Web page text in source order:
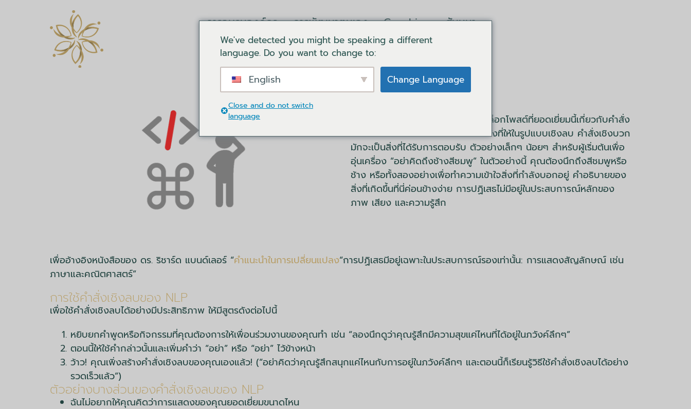
การอบรมองค์กร การพัฒนาตนเอง Coaching สัมมนา
ล็อคอิน ตะกร้าของฉัน ติดต่อเรา ภาษา
อย่าคิดว่าคุณจะได้เรียนรู้เพิ่มเติมในบล็อกโพสต์ที่ยอดเยี่ยมนี้เกี่ยวกับคำสั่ง
เชิงลบของ NLP คำสั่งเชิงลบคือคำสั่งที่ให้ในรูปแบบเชิงลบ คำสั่งเชิงบวก
มักจะเป็นสิ่งที่ได้รับการตอบรับ ตัวอย่างเล็กๆ น้อยๆ สำหรับผู้เริ่มต้นเพื่อ
อุ่นเครื่อง “อย่าคิดถึงช้างสีชมพู” ในตัวอย่างนี้ คุณต้องนึกถึงสีชมพูหรือ
ช้าง หรือทั้งสองอย่างเพื่อทำความเข้าใจสิ่งที่กำลังบอกอยู่ คำอธิบายของ
สิ่งที่เกิดขึ้นที่นี่ค่อนข้างง่าย การปฏิเสธไม่มีอยู่ในประสบการณ์หลักของ
ภาพ เสียง และความรู้สึก
เพื่ออ้างอิงหนังสือของ ดร. ริชาร์ด แบนด์เลอร์ “คำแนะนำในการเปลี่ยนแปลง“การปฏิเสธมีอยู่เฉพาะในประสบการณ์รองเท่านั้น: การแสดงสัญลักษณ์ เช่น
ภาษาและคณิตศาสตร์”
การใช้คำสั่งเชิงลบของ NLP
เพื่อใช้คำสั่งเชิงลบได้อย่างมีประสิทธิภาพ ให้มีสูตรดังต่อไปนี้
หยิบยกคำพูดหรือกิจกรรมที่คุณต้องการให้เพื่อนร่วมงานของคุณทำ เช่น “ลองนึกดูว่าคุณรู้สึกมีความสุขแค่ไหนที่ได้อยู่ในภวังค์ลึกๆ”
ตอนนี้ให้ใช้คำกล่าวนั้นและเพิ่มคำว่า “อย่า” หรือ “อย่า” ไว้ข้างหน้า
ว้าว! คุณเพิ่งสร้างคำสั่งเชิงลบของคุณเองแล้ว! (“อย่าคิดว่าคุณรู้สึกสนุกแค่ไหนกับการอยู่ในภวังค์ลึกๆ และตอนนี้ก็เรียนรู้วิธีใช้คำสั่งเชิงลบได้อย่าง
รวดเร็วแล้ว”)
ตัวอย่างบางส่วนของคำสั่งเชิงลบของ NLP
ฉันไม่อยากให้คุณคิดว่าการแสดงของคุณยอดเยี่ยมขนาดไหน
We've detected you might be speaking a different
language. Do you want to change to:
English Change Language
Close and do not switch
language